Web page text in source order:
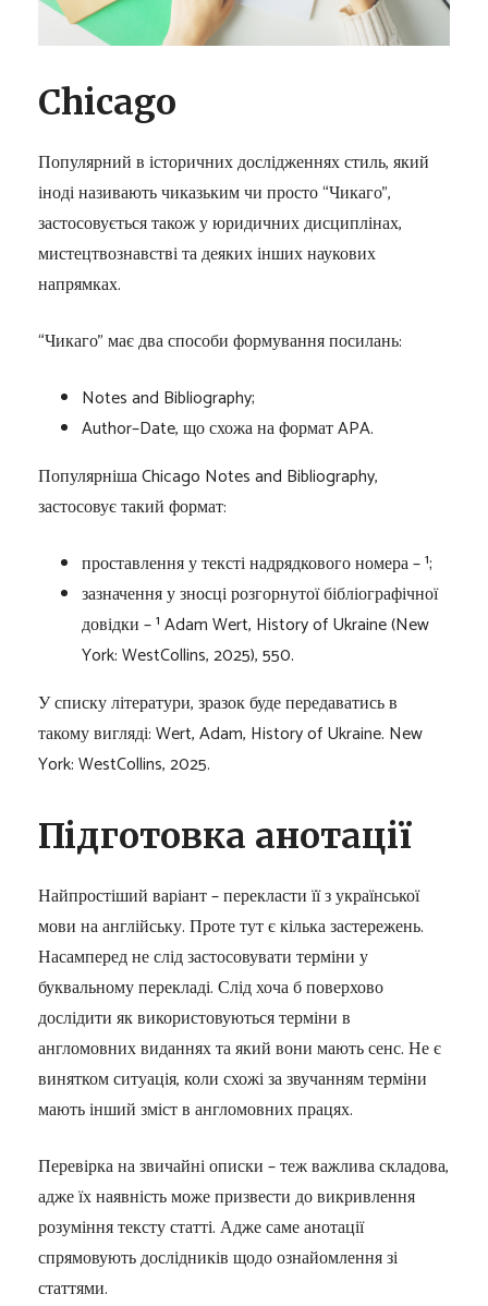
Chicago
Популярний в історичних дослідженнях стиль, який
іноді називають чиказьким чи просто “Чикаго”,
застосовується також у юридичних дисциплінах,
мистецтвознавстві та деяких інших наукових
напрямках.
“Чикаго” має два способи формування посилань:
Notes and Bibliography;
Author–Date, що схожа на формат APA.
Популярніша Chicago Notes and Bibliography,
застосовує такий формат:
проставлення у тексті надрядкового номера – ¹;
зазначення у зносці розгорнутої бібліографічної
довідки – ¹ Adam Wert, History of Ukraine (New
York: WestCollins, 2025), 550.
У списку літератури, зразок буде передаватись в
такому вигляді: Wert, Adam, History of Ukraine. New
York: WestCollins, 2025.
Підготовка анотації
Найпростіший варіант – перекласти її з української
мови на англійську. Проте тут є кілька застережень.
Насамперед не слід застосовувати терміни у
буквальному перекладі. Слід хоча б поверхово
дослідити як використовуються терміни в
англомовних виданнях та який вони мають сенс. Не є
винятком ситуація, коли схожі за звучанням терміни
мають інший зміст в англомовних працях.
Перевірка на звичайні описки – теж важлива складова,
адже їх наявність може призвести до викривлення
розуміння тексту статті. Адже саме анотації
спрямовують дослідників щодо ознайомлення зі
статтями.